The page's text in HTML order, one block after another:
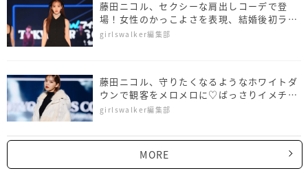
藤田ニコル、セクシーな肩出しコーデで登
場！女性のかっこよさを表現、結婚後初ラン
ウェイ
girlswalker編集部
藤田ニコル、守りたくなるようなホワイトダ
ウンで観客をメロメロに♡ばっさりイメチェ
ンも
girlswalker編集部
MORE